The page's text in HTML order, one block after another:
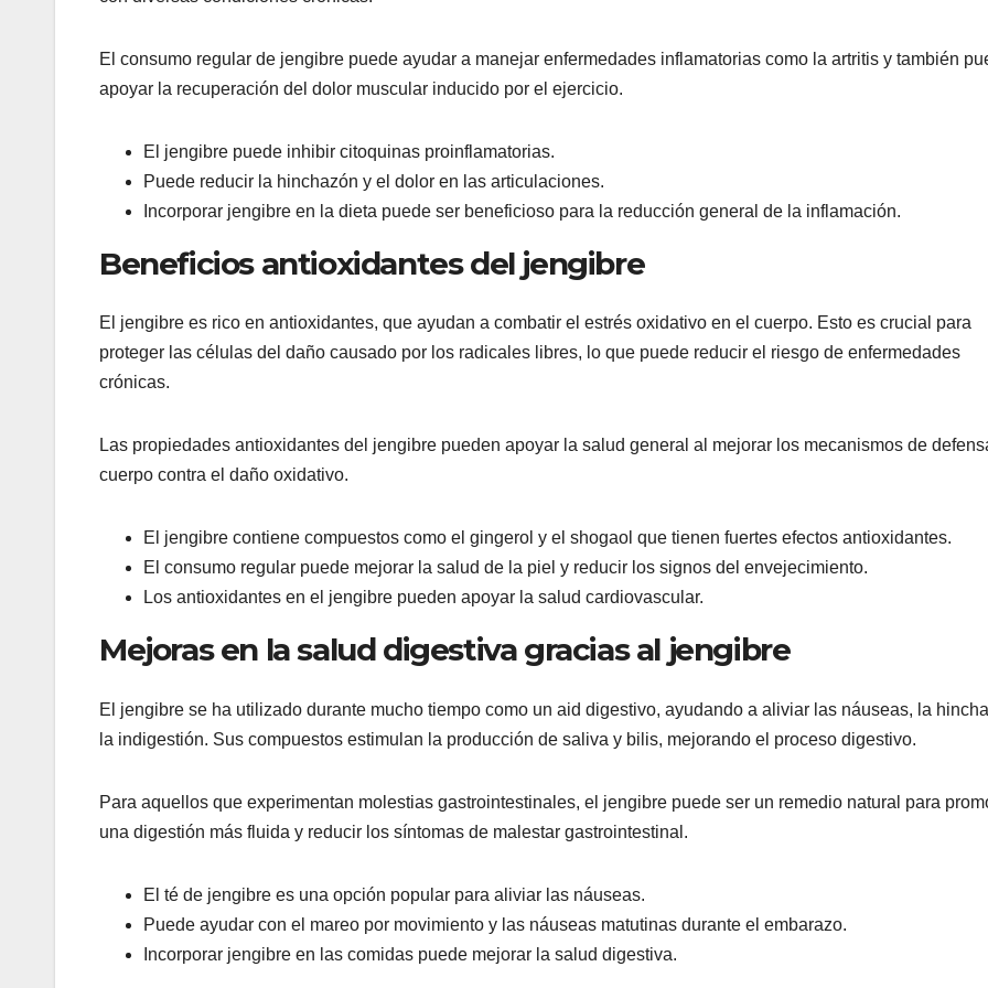
El consumo regular de jengibre puede ayudar a manejar enfermedades inflamatorias como la artritis y también
apoyar la recuperación del dolor muscular inducido por el ejercicio.
El jengibre puede inhibir citoquinas proinflamatorias.
Puede reducir la hinchazón y el dolor en las articulaciones.
Incorporar jengibre en la dieta puede ser beneficioso para la reducción general de la inflamación.
Beneficios antioxidantes del jengibre
El jengibre es rico en antioxidantes, que ayudan a combatir el estrés oxidativo en el cuerpo. Esto es crucial para
proteger las células del daño causado por los radicales libres, lo que puede reducir el riesgo de enfermedades
crónicas.
Las propiedades antioxidantes del jengibre pueden apoyar la salud general al mejorar los mecanismos de
cuerpo contra el daño oxidativo.
El jengibre contiene compuestos como el gingerol y el shogaol que tienen fuertes efectos antioxidantes.
El consumo regular puede mejorar la salud de la piel y reducir los signos del envejecimiento.
Los antioxidantes en el jengibre pueden apoyar la salud cardiovascular.
Mejoras en la salud digestiva gracias al jengibre
El jengibre se ha utilizado durante mucho tiempo como un aid digestivo, ayudando a aliviar las náuseas, la
la indigestión. Sus compuestos estimulan la producción de saliva y bilis, mejorando el proceso digestivo.
Para aquellos que experimentan molestias gastrointestinales, el jengibre puede ser un remedio natural para
una digestión más fluida y reducir los síntomas de malestar gastrointestinal.
El té de jengibre es una opción popular para aliviar las náuseas.
Puede ayudar con el mareo por movimiento y las náuseas matutinas durante el embarazo.
Incorporar jengibre en las comidas puede mejorar la salud digestiva.